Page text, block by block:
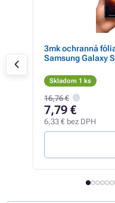
3mk ochranná
Samsung Galaxy
Skladom 1 ks
16,76 €
7,79 €
6,33 € bez DPH